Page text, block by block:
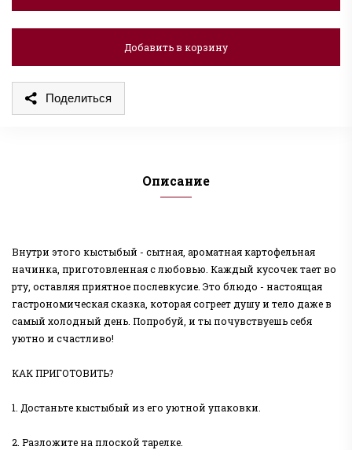
Добавить в корзину
Поделиться
Описание
Внутри этого кыстыбый - сытная, ароматная картофельная
начинка, приготовленная с любовью. Каждый кусочек тает во
рту, оставляя приятное послевкусие. Это блюдо - настоящая
гастрономическая сказка, которая согреет душу и тело даже в
самый холодный день. Попробуй, и ты почувствуешь себя
уютно и счастливо!
КАК ПРИГОТОВИТЬ?
1. Достаньте кыстыбый из его уютной упаковки.
2. Разложите на плоской тарелке.